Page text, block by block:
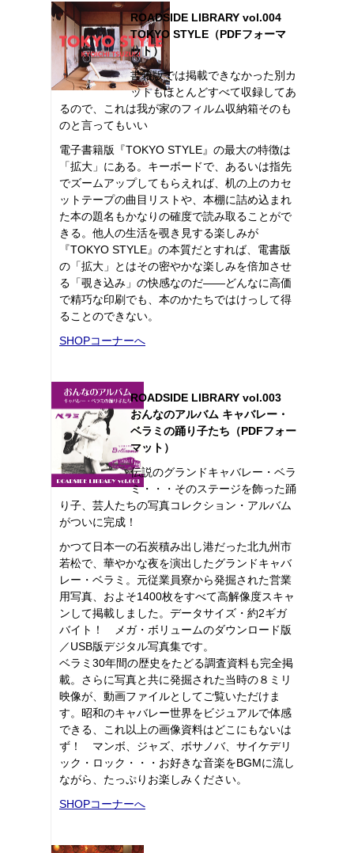
ROADSIDE LIBRARY vol.004
TOKYO STYLE（PDFフォーマ
ット）
書籍版では掲載できなかった別カ
ットもほとんどすべて収録してあ
るので、これは我が家のフィルム収納箱そのも
のと言ってもいい
電子書籍版『TOKYO STYLE』の最大の特徴は
「拡大」にある。キーボードで、あるいは指先
でズームアップしてもらえれば、机の上のカセ
ットテープの曲目リストや、本棚に詰め込まれ
た本の題名もかなりの確度で読み取ることがで
きる。他人の生活を覗き見する楽しみが
『TOKYO STYLE』の本質だとすれば、電書版
の「拡大」とはその密やかな楽しみを倍加させ
る「覗き込み」の快感なのだ――どんなに高価
で精巧な印刷でも、本のかたちではけっして得
ることのできない。
SHOPコーナーへ
ROADSIDE LIBRARY vol.003
おんなのアルバム キャバレー・
ベラミの踊り子たち（PDFフォー
マット）
伝説のグランドキャバレー・ベラ
ミ・・・そのステージを飾った踊
り子、芸人たちの写真コレクション・アルバム
がついに完成！
かつて日本一の石炭積み出し港だった北九州市
若松で、華やかな夜を演出したグランドキャバ
レー・ベラミ。元従業員寮から発掘された営業
用写真、およそ1400枚をすべて高解像度スキャ
ンして掲載しました。データサイズ・約2ギガ
バイト！ メガ・ボリュームのダウンロード版
／USB版デジタル写真集です。
ベラミ30年間の歴史をたどる調査資料も完全掲
載。さらに写真と共に発掘された当時の８ミリ
映像が、動画ファイルとしてご覧いただけま
す。昭和のキャバレー世界をビジュアルで体感
できる、これ以上の画像資料はどこにもないは
ず！ マンボ、ジャズ、ボサノバ、サイケデリ
ック・ロック・・・お好きな音楽をBGMに流し
ながら、たっぷりお楽しみください。
SHOPコーナーへ